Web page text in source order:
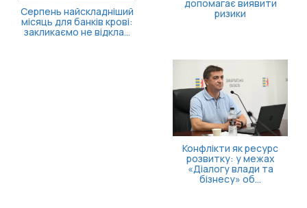
Як опанувати себе та
повернути відчуття
контролю